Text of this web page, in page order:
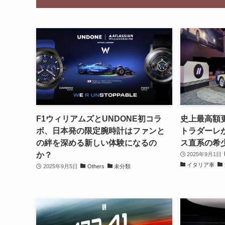
F1ウィリアムズとUNDONE初コラ
ボ、日本発の限定腕時計はファンと
の絆を深める新しい体験になるの
か？
2025年9月5日 Others 未分類
史上最高額
トラダー
ス直系の希
2025年9月1日
イタリア車